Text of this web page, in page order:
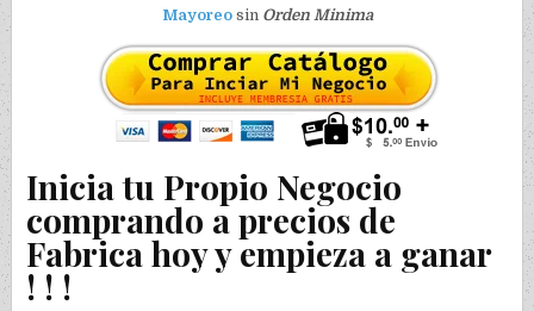
Mayoreosin Orden Minima
Inicia tu Propio Negocio
comprando a precios de
Fabrica hoy y empieza a ganar
! ! !